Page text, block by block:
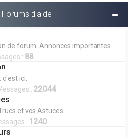
Forums d'aide
de forum. Annonces importantes.
: 88
c'est ici.
: 22044
et vos Astuces.
: 1240